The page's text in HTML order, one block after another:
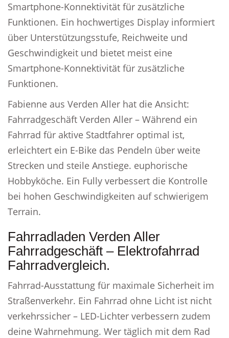
Smartphone-Konnektivität für zusätzliche
Funktionen. Ein hochwertiges Display informiert
über Unterstützungsstufe, Reichweite und
Geschwindigkeit und bietet meist eine
Smartphone-Konnektivität für zusätzliche
Funktionen.
Fabienne aus Verden Aller hat die Ansicht:
Fahrradgeschäft Verden Aller – Während ein
Fahrrad für aktive Stadtfahrer optimal ist,
erleichtert ein E-Bike das Pendeln über weite
Strecken und steile Anstiege. euphorische
Hobbyköche. Ein Fully verbessert die Kontrolle
bei hohen Geschwindigkeiten auf schwierigem
Terrain.
Fahrradladen Verden Aller
Fahrradgeschäft – Elektrofahrrad
Fahrradvergleich.
Fahrrad-Ausstattung für maximale Sicherheit im
Straßenverkehr. Ein Fahrrad ohne Licht ist nicht
verkehrssicher – LED-Lichter verbessern zudem
deine Wahrnehmung. Wer täglich mit dem Rad